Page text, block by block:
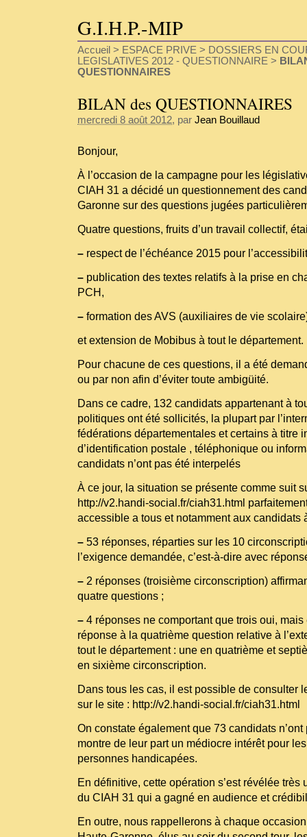
G.I.H.P.-MIP
Accueil > ESPACE PRIVE > DOSSIERS EN
LEGISLATIVES 2012 - QUESTIONNAIRE >
QUESTIONNAIRES
BILAN des QUESTIONNAIRES
mercredi 8 août 2012, par Jean Bouillaud
Bonjour,
À l’occasion de la campagne pour les
CIAH 31 a décidé un questionnement des
Garonne sur des questions jugées
Quatre questions, fruits d’un travail collectif,
– respect de l’échéance 2015 pour
– publication des textes relatifs à la prise en
PCH,
– formation des AVS (auxiliaires de vie
et extension de Mobibus à tout le département.
Pour chacune de ces questions, il a été
ou par non afin d’éviter toute ambigüité.
Dans ce cadre, 132 candidats appartenant à
politiques ont été sollicités, la plupart par
fédérations départementales et certains à titre
d’identification postale , téléphonique ou
candidats n’ont pas été interpelés
À ce jour, la situation se présente comme suit
http://v2.handi-social.fr/ciah31.html
accessible a tous et notamment aux candidats
– 53 réponses, réparties sur les 10
l’exigence demandée, c’est-à-dire avec
– 2 réponses (troisième circonscription)
quatre questions ;
– 4 réponses ne comportant que trois oui,
réponse à la quatrième question relative à
tout le département : une en quatrième et
en sixième circonscription.
Dans tous les cas, il est possible de consulter
sur le site : http://v2.handi-social.fr/ciah31.html
On constate également que 73 candidats
montre de leur part un médiocre intérêt pour
personnes handicapées.
En définitive, cette opération s’est révélée très
du CIAH 31 qui a gagné en audience et
En outre, nous rappellerons à chaque